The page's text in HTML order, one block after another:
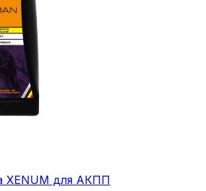
XENUM для АКПП